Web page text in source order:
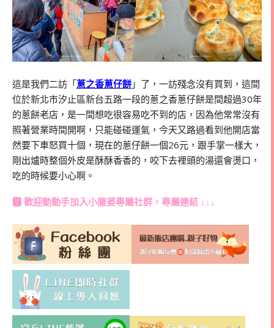
這是我們二訪「蔥之香蔥仔餅 」了，一訪殘念沒有買到，這間
位於新北市汐止區新台五路一段的蔥之香蔥仔餅是間超過30年
的蔥餅老店，是一間想吃很容易吃不到的店，因為他常常沒有
照著營業時間開啊，只能碰碰運氣，今天又路過看到他開店當
然要下車怒買十個，現在的蔥仔餅一個26元，跟手掌一樣大，
剛出爐時整個外皮是酥酥香香的，咬下去裡頭的湯還會燙口，
吃的時候要小心啊。
🆅 歡迎動動手加入小腹婆專屬社群 ，專屬連結 ↓↓↓